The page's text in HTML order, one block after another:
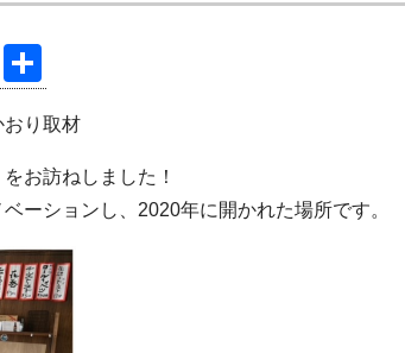
Pi
e
有
り取材
お訪ねしました！
ーションし、2020年に開かれた場所です。